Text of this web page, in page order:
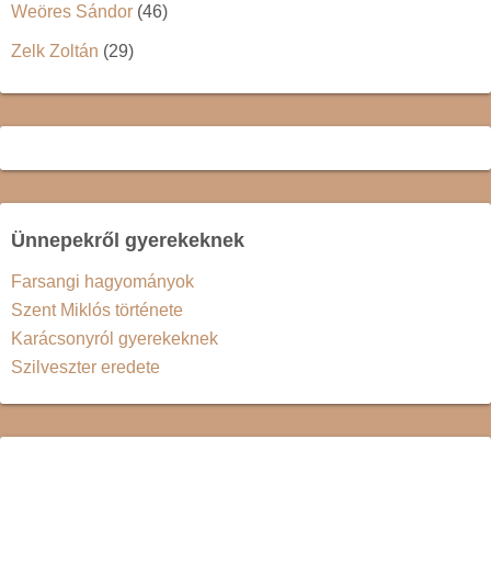
Weöres Sándor (46)
Zelk Zoltán (29)
Ünnepekről gyerekeknek
Farsangi hagyományok
Szent Miklós története
Karácsonyról gyerekeknek
Szilveszter eredete